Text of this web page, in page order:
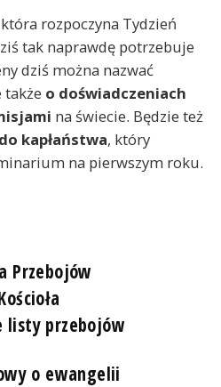
rozpoczyna Tydzień
tak naprawdę potrzebuje
dziś można nazwać
o doświadczeniach
na świecie. Będzie też
kapłaństwa, który
na pierwszym roku.
Przebojów
listy przebojów
o ewangelii